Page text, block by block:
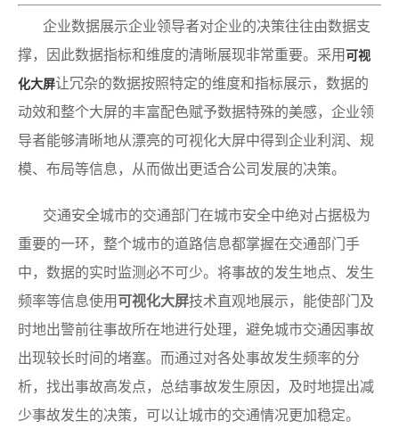
企业数据展示企业领导者对企业的决策往往由数据支
撑，因此数据指标和维度的清晰展现非常重要。采用 可视
化大屏让冗杂的数据按照特定的维度和指标展示，数据的
动效和整个大屏的丰富配色赋予数据特殊的美感，企业领
导者能够清晰地从漂亮的可视化大屏中得到企业利润、规
模、布局等信息，从而做出更适合公司发展的决策。
交通安全城市的交通部门在城市安全中绝对占据极为
重要的一环，整个城市的道路信息都掌握在交通部门手
中，数据的实时监测必不可少。将事故的发生地点、发生
频率等信息使用 可视化大屏技术直观地展示，能使部门及
时地出警前往事故所在地进行处理，避免城市交通因事故
出现较长时间的堵塞。而通过对各处事故发生频率的分
析，找出事故高发点，总结事故发生原因，及时地提出减
少事故发生的决策，可以让城市的交通情况更加稳定。